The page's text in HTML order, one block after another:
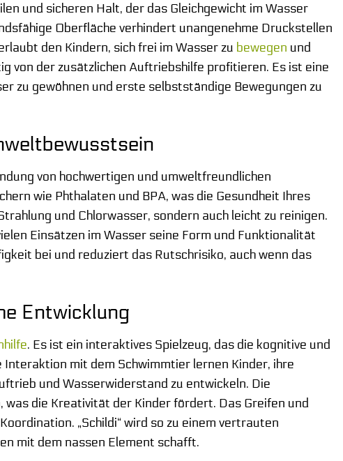
und sicheren Halt, der das Gleichgewicht im Wasser
Oberfläche verhindert unangenehme Druckstellen
den Kindern, sich frei im Wasser zu bewegen und
von der zusätzlichen Auftriebshilfe profitieren. Es ist eine
zu gewöhnen und erste selbstständige Bewegungen zu
von hochwertigen und umweltfreundlichen
wie Phthalaten und BPA, was die Gesundheit Ihres
und Chlorwasser, sondern auch leicht zu reinigen.
Einsätzen im Wasser seine Form und Funktionalität
bei und reduziert das Rutschrisiko, auch wenn das
Entwicklung
. Es ist ein interaktives Spielzeug, das die kognitive und
mit dem Schwimmtier lernen Kinder, ihre
und Wasserwiderstand zu entwickeln. Die
die Kreativität der Kinder fördert. Das Greifen und
„Schildi“ wird so zu einem vertrauten
mit dem nassen Element schafft.